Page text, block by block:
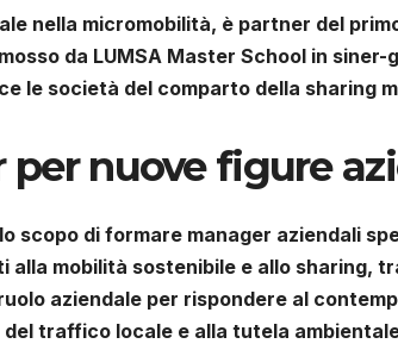
nella micromobilità, è partner del
da LUMSA Master School in siner-
le società del comparto della sharing
per nuove figure
scopo di formare manager aziendali
alla mobilità sostenibile e allo sharing,
aziendale per rispondere al
traffico locale e alla tutela